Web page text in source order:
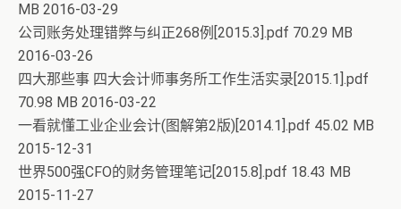
MB 2016-03-29
公司账务处理错弊与纠正268例[2015.3].pdf 70.29 MB
2016-03-26
四大那些事 四大会计师事务所工作生活实录[2015.1].pdf
70.98 MB 2016-03-22
一看就懂工业企业会计(图解第2版)[2014.1].pdf 45.02 MB
2015-12-31
世界500强CFO的财务管理笔记[2015.8].pdf 18.43 MB
2015-11-27